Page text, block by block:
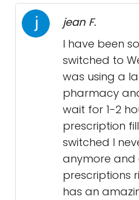
jean F.
I have been
switched to
was using a
pharmacy
wait for 1-2
prescription
switched I
anymore and
prescriptions
has an